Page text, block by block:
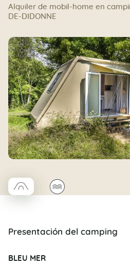
Alquiler de mobil-home en
DE-DIDONNE
□Coco trapèze
🌊
Presentación del camping
BLEU MER